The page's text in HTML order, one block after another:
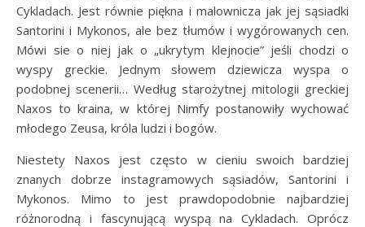
Cykladach. Jest równie piękna i malownicza jak jej sąsiadki
Santorini i Mykonos, ale bez tłumów i wygórowanych cen.
Mówi sie o niej jak o „ukrytym klejnocie” jeśli chodzi o
wyspy greckie. Jednym słowem dziewicza wyspa o
podobnej scenerii… Według starożytnej mitologii greckiej
Naxos to kraina, w której Nimfy postanowiły wychować
młodego Zeusa, króla ludzi i bogów.
Niestety Naxos jest często w cieniu swoich bardziej
znanych dobrze instagramowych sąsiadów, Santorini i
Mykonos. Mimo to jest prawdopodobnie najbardziej
różnorodną i fascynującą wyspą na Cykladach. Oprócz